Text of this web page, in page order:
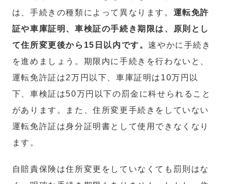
は、手続きの種類によって異なります。 運転免許
証や車庫証明、車検証の手続き期限は、原則とし
て住所変更後から15日以内です。速やかに手続き
を進めましょう。期限内に手続きを行わないと、
運転免許証は2万円以下、車庫証明は10万円以
下、車検証は50万円以下の罰金に科せられること
があります。また、住所変更手続きをしていない
運転免許証は身分証明書として使用できなくなり
ます。
自賠責保険は住所変更をしていなくても罰則はな